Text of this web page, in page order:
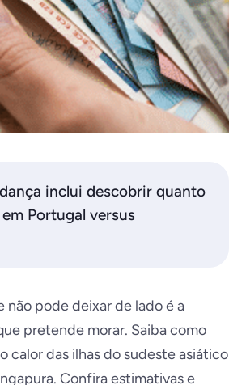
inclui descobrir quanto
Portugal versus
não pode deixar de lado é a
pretende morar. Saiba como
calor das ilhas do sudeste asiático
Confira estimativas e